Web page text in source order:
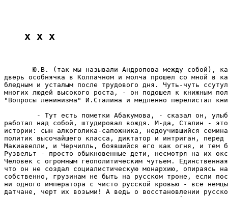
x x x
Ю.В. (так мы называли Андропова между собой),
дверь особнячка в Колпачном и молча прошел со мной в
бледным и усталым после трудового дня. Чуть-чуть
многих людей высокого роста, - он подошел к книжным
"Вопросы ленинизма" И.Сталина и медленно перелистал
- Тут есть пометки Абакумова, - сказал он,
работал над собой, штудировал вождя. М-да, Сталин -
истории: сын алкоголика-сапожника, недоучившийся
политик высочайшего класса, диктатор и интриган, перед
Макиавелли, и Черчилль, боявшийся его как огня, и тем
Рузвельт - просто обыкновенные дети, несмотря на их
Человек с огромным геополитическим чутьем.
что он не создал социалистическую монархию, опираясь
собственно, грузинам не быть на русском троне, если
ни одного императора с чисто русской кровью - все
датчане, черт их возьми! А ведь о восстановлении